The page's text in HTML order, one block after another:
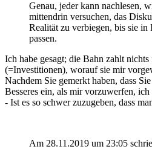
Genau, jeder kann nachlesen,
mittendrin versuchen, das
Realität zu verbiegen, bis sie in
passen.
Ich habe gesagt; die Bahn zahlt
(=Investitionen), worauf sie mir
Nachdem Sie gemerkt haben, dass
Besseres ein, als mir vorzuwerfen,
- Ist es so schwer zuzugeben, dass
Am 28.11.2019 um 23:05